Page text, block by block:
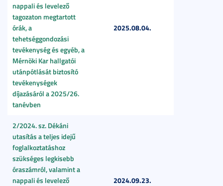
nappali és levelező
tagozaton megtartott
órák, a
tehetséggondozási
tevékenység és egyéb, a
Mérnöki Kar hallgatói
utánpótlását biztosító
tevékenységek
díjazásáról a 2025/26.
tanévben
2025.08.04.
2/2024. sz. Dékáni
utasítás a teljes idejű
foglalkoztatáshoz
szükséges legkisebb
óraszámról, valamint a
nappali és levelező
2024.09.23.